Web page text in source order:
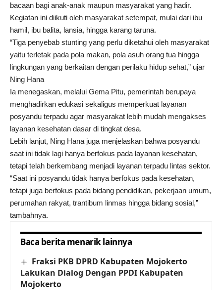
bacaan bagi anak-anak maupun masyarakat yang hadir.
Kegiatan ini diikuti oleh masyarakat setempat, mulai dari ibu
hamil, ibu balita, lansia, hingga karang taruna.
“Tiga penyebab stunting yang perlu diketahui oleh masyarakat
yaitu terletak pada pola makan, pola asuh orang tua hingga
lingkungan yang berkaitan dengan perilaku hidup sehat,” ujar
Ning Hana
Ia menegaskan, melalui Gema Pitu, pemerintah berupaya
menghadirkan edukasi sekaligus memperkuat layanan
posyandu terpadu agar masyarakat lebih mudah mengakses
layanan kesehatan dasar di tingkat desa.
Lebih lanjut, Ning Hana juga menjelaskan bahwa posyandu
saat ini tidak lagi hanya berfokus pada layanan kesehatan,
tetapi telah berkembang menjadi layanan terpadu lintas sektor.
“Saat ini posyandu tidak hanya berfokus pada kesehatan,
tetapi juga berfokus pada bidang pendidikan, pekerjaan umum,
perumahan rakyat, trantibum linmas hingga bidang sosial,”
tambahnya.
Baca berita menarik lainnya
Fraksi PKB DPRD Kabupaten Mojokerto
Lakukan Dialog Dengan PPDI Kabupaten
Mojokerto